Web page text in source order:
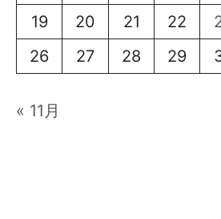
19
20 21 22
26
27 28 29
« 11月